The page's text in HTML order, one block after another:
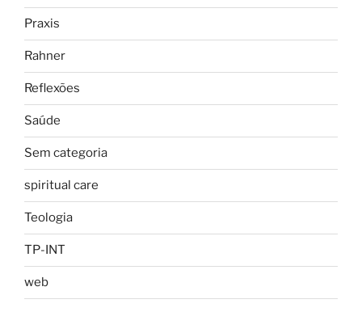
Praxis
Rahner
Reflexões
Saúde
Sem categoria
spiritual care
Teologia
TP-INT
web